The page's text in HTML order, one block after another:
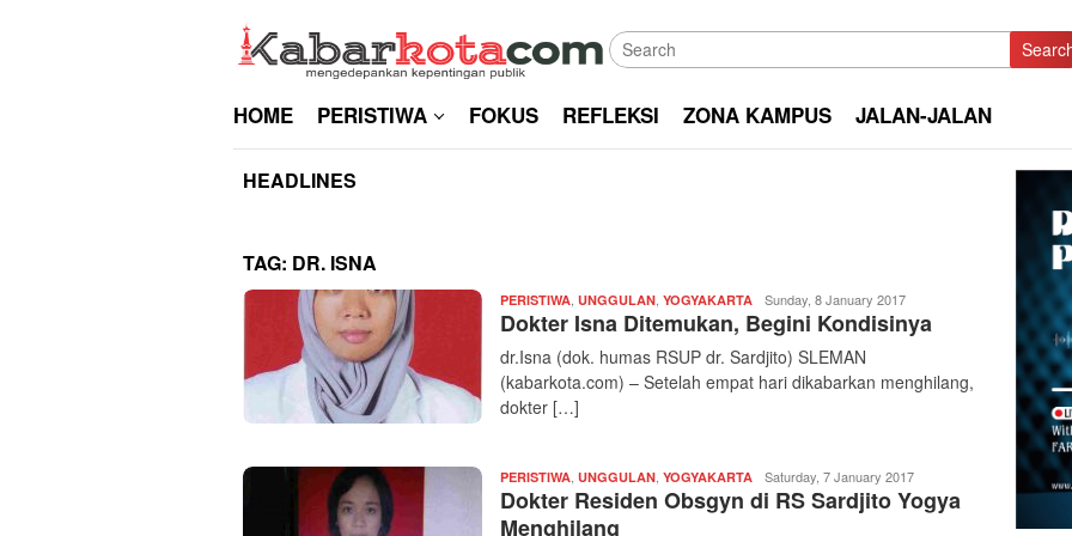
HOME PERISTIWA FOKUS REFLEKSI ZONA KAMPUS JALAN-JALAN
HEADLINES
TAG: DR. ISNA
PERISTIWA UNGGULAN YOGYAKARTA Redaksi
|
kabarkota
Sunday, 8 January 2017
Dokter Isna Ditemukan, Begini Kondisinya
dr.Isna (dok. humas RSUP dr. Sardjito) SLEMAN
(kabarkota.com) – Setelah empat hari dikabarkan menghilang,
dokter […]
PERISTIWA UNGGULAN YOGYAKARTA Redaksi
|
kabarkota
Saturday, 7 January 2017
Dokter Residen Obsgyn di RS Sardjito Yogya
Menghilang